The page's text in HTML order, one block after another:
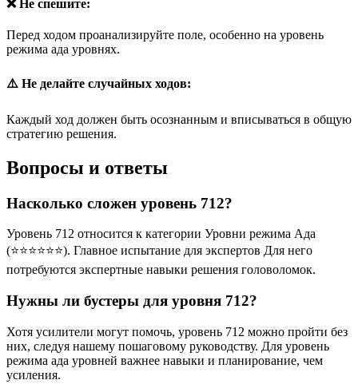
❌ Не спешите:
Перед ходом проанализируйте поле, особенно на уровень
режима ада уровнях.
⚠️ Не делайте случайных ходов:
Каждый ход должен быть осознанным и вписываться в общую
стратегию решения.
Вопросы и ответы
Насколько сложен уровень 712?
Уровень 712 относится к категории Уровни режима Ада
(⭐⭐⭐⭐⭐⭐). Главное испытание для экспертов Для него
потребуются экспертные навыки решения головоломок.
Нужны ли бустеры для уровня 712?
Хотя усилители могут помочь, уровень 712 можно пройти без
них, следуя нашему пошаговому руководству. Для уровень
режима ада уровней важнее навыки и планирование, чем
усиления.